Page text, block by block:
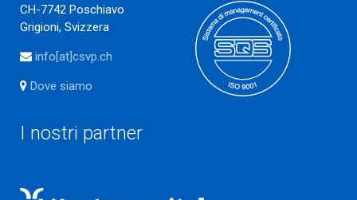
CH-7742 Poschiavo
Grigioni, Svizzera
info[at]csvp.ch
Dove siamo
I nostri partner